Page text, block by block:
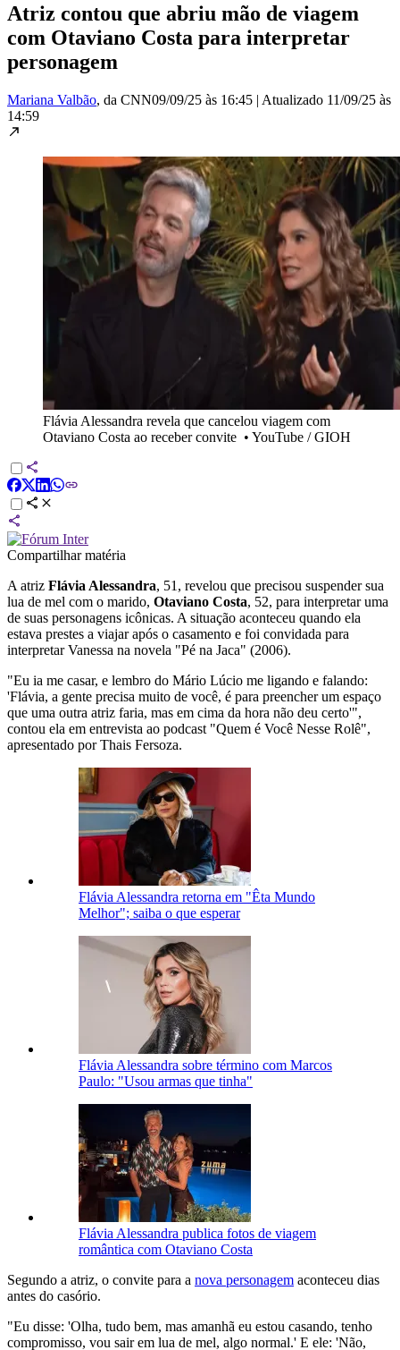
Atriz contou que abriu mão de viagem
com Otaviano Costa para interpretar
personagem
Mariana Valbão, da CNN09/09/25 às 16:45 | Atualizado 11/09/25 às
14:59
Flávia Alessandra revela que cancelou viagem com
Otaviano Costa ao receber convite • YouTube / GIOH
Compartilhar matéria
A atriz Flávia Alessandra, 51, revelou que precisou suspender sua
lua de mel com o marido, Otaviano Costa, 52, para interpretar uma
de suas personagens icônicas. A situação aconteceu quando ela
estava prestes a viajar após o casamento e foi convidada para
interpretar Vanessa na novela "Pé na Jaca" (2006).
"Eu ia me casar, e lembro do Mário Lúcio me ligando e falando:
'Flávia, a gente precisa muito de você, é para preencher um espaço
que uma outra atriz faria, mas em cima da hora não deu certo'",
contou ela em entrevista ao podcast "Quem é Você Nesse Rolê",
apresentado por Thais Fersoza.
Flávia Alessandra retorna em "Êta Mundo
Melhor"; saiba o que esperar
Flávia Alessandra sobre término com Marcos
Paulo: "Usou armas que tinha"
Flávia Alessandra publica fotos de viagem
romântica com Otaviano Costa
Segundo a atriz, o convite para a nova personagem aconteceu dias
antes do casório.
"Eu disse: 'Olha, tudo bem, mas amanhã eu estou casando, tenho
compromisso, vou sair em lua de mel, algo normal.' E ele: 'Não,